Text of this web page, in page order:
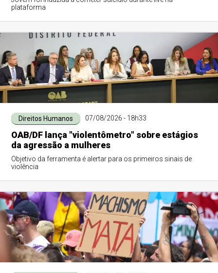
plataforma
Direitos Humanos 07/08/2026 - 18h33
OAB/DF lança "violentômetro" sobre estágios
da agressão a mulheres
Objetivo da ferramenta é alertar para os primeiros sinais de
violência